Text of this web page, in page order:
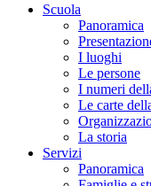
Scuola
Panoramica
I luoghi
Le persone
I numeri
Le carte
La storia
Servizi
Panoramica